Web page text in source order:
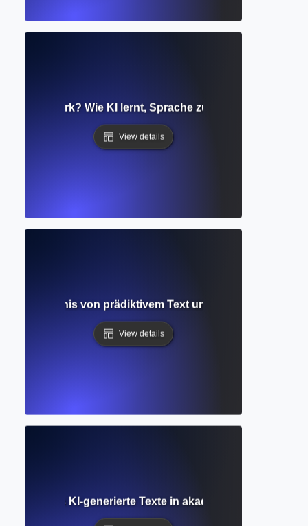
Netzwerk? Wie KI lernt, Sprache zu verstehen und zu
View details
Verständnis von prädiktivem Text und intelligenten
View details
Wie Tools KI-generierte Texte in akademischen